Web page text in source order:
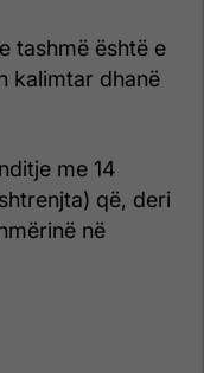
tashmë është e
kalimtar dhanë
me 14
që, deri
në